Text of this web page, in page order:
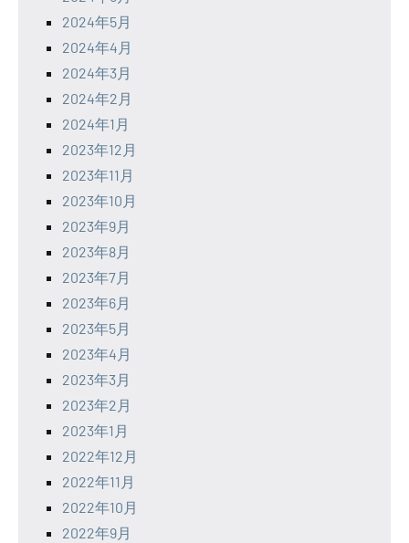
2024年5月
2024年4月
2024年3月
2024年2月
2024年1月
2023年12月
2023年11月
2023年10月
2023年9月
2023年8月
2023年7月
2023年6月
2023年5月
2023年4月
2023年3月
2023年2月
2023年1月
2022年12月
2022年11月
2022年10月
2022年9月